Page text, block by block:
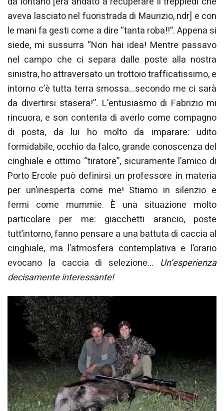
aveva lasciato nel fuoristrada di Maurizio, ndr] e con
le mani fa gesti come a dire “tanta roba!!”. Appena si
siede, mi sussurra “Non hai idea! Mentre passavo
nel campo che ci separa dalle poste alla nostra
sinistra, ho attraversato un trottoio trafficatissimo, e
intorno c’è tutta terra smossa…secondo me ci sarà
da divertirsi stasera!”. L’entusiasmo di Fabrizio mi
rincuora, e son contenta di averlo come compagno
di posta, da lui ho molto da imparare: udito
formidabile, occhio da falco, grande conoscenza del
cinghiale e ottimo “tiratore”, sicuramente l’amico di
Porto Ercole può definirsi un professore in materia
per un’inesperta come me! Stiamo in silenzio e
fermi come mummie. È una situazione molto
particolare per me: giacchetti arancio, poste
tutt’intorno, fanno pensare a una battuta di caccia al
cinghiale, ma l’atmosfera contemplativa e l’orario
evocano la caccia di selezione… Un’esperienza
decisamente interessante!